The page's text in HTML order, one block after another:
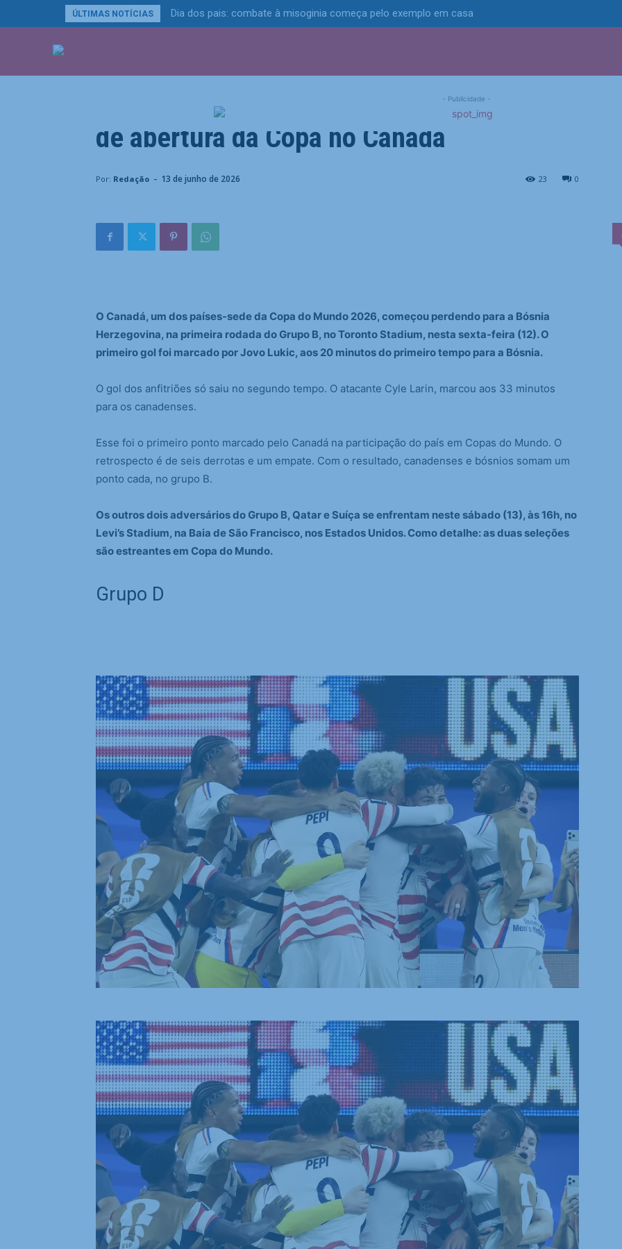
ÚLTIMAS NOTÍCIAS Dia dos pais: combate à misoginia começa pelo exemplo em casa
- Publicidade -
Esportes
Canadá e Bósnia empatam por 1×1 no jogo
de abertura da Copa no Canadá
Por: Redação - 13 de junho de 2026 0
23
O Canadá, um dos países-sede da Copa do Mundo 2026, começou perdendo para a Bósnia
Herzegovina, na primeira rodada do Grupo B, no Toronto Stadium, nesta sexta-feira (12). O
primeiro gol foi marcado por Jovo Lukic, aos 20 minutos do primeiro tempo para a Bósnia.
O gol dos anfitriões só saiu no segundo tempo. O atacante Cyle Larin, marcou aos 33 minutos
para os canadenses.
Esse foi o primeiro ponto marcado pelo Canadá na participação do país em Copas do Mundo. O
retrospecto é de seis derrotas e um empate. Com o resultado, canadenses e bósnios somam um
ponto cada, no grupo B.
Os outros dois adversários do Grupo B, Qatar e Suíça se enfrentam neste sábado (13), às 16h, no
Levi’s Stadium, na Baia de São Francisco, nos Estados Unidos. Como detalhe: as duas seleções
são estreantes em Copa do Mundo.
Grupo D